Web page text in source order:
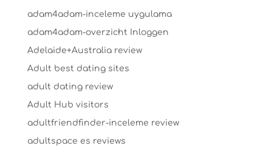
adam4adam-inceleme uygulama
adam4adam-overzicht Inloggen
Adelaide+Australia review
Adult best dating sites
adult dating review
Adult Hub visitors
adultfriendfinder-inceleme review
adultspace es reviews